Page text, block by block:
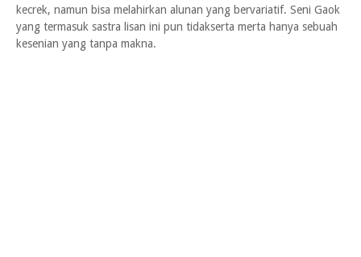
kecrek, namun bisa melahirkan alunan yang bervariatif. Seni Gaok
yang termasuk sastra lisan ini pun tidakserta merta hanya sebuah
kesenian yang tanpa makna.